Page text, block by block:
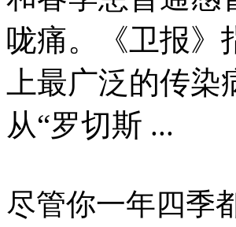
咙痛。《卫报》
上最广泛的传
从“罗切斯 ...
尽管你一年四季